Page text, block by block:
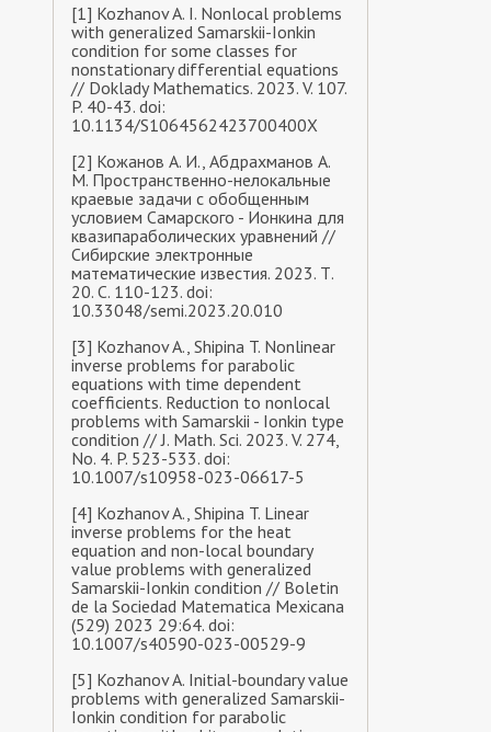
[1] Kozhanov A. I. Nonlocal problems
with generalized Samarskii-Ionkin
condition for some classes for
nonstationary differential equations
// Doklady Mathematics. 2023. V. 107.
P. 40-43. doi:
10.1134/S1064562423700400X
[2] Кожанов А. И., Абдрахманов А.
М. Пространственно-нелокальные
краевые задачи с обобщенным
условием Самарского - Ионкина для
квазипараболических уравнений //
Сибирские электронные
математические известия. 2023. Т.
20. С. 110-123. doi:
10.33048/semi.2023.20.010
[3] Kozhanov A., Shipina T. Nonlinear
inverse problems for parabolic
equations with time dependent
coefficients. Reduction to nonlocal
problems with Samarskii - Ionkin type
condition // J. Math. Sci. 2023. V. 274,
No. 4. P. 523-533. doi:
10.1007/s10958-023-06617-5
[4] Kozhanov A., Shipina T. Linear
inverse problems for the heat
equation and non-local boundary
value problems with generalized
Samarskii-Ionkin condition // Boletin
de la Sociedad Matematica Mexicana
(529) 2023 29:64. doi:
10.1007/s40590-023-00529-9
[5] Kozhanov A. Initial-boundary value
problems with generalized Samarskii-
Ionkin condition for parabolic